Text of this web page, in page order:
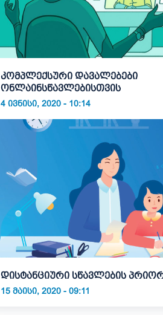
კომპლექსური დავალებები
ონლაინსწავლებისთვის
4 ᲘᲕᲜᲘᲡᲘ, 2020 - 10:14
დისტანციური სწავლების
15 ᲛᲐᲘᲡᲘ, 2020 - 09:11